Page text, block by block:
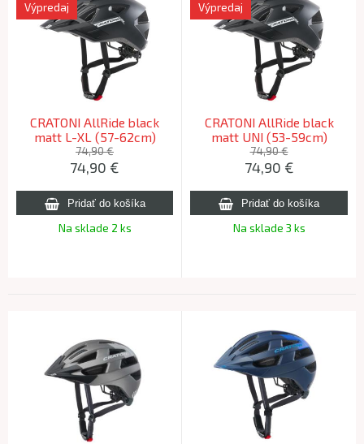
CRATONI AllRide black
matt L-XL (57-62cm)
Výpredaj
74,90 €
74,90 €
Na sklade 2 ks
CRATONI AllRide black
matt UNI (53-59cm)
Výpredaj
74,90 €
74,90 €
Na sklade 3 ks